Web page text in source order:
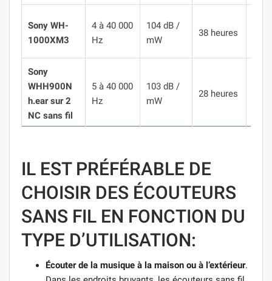
Sony WH-
1000XM3
4 à 40 000
Hz
104 dB /
mW
38 heures
Sony
WHH900N
h.ear sur 2
NC sans fil
5 à 40 000
Hz
103 dB /
mW
28 heures
IL EST PRÉFÉRABLE DE
CHOISIR DES ÉCOUTEURS
SANS FIL EN FONCTION DU
TYPE D’UTILISATION:
Écouter de la musique à la maison ou à l’extérieur.